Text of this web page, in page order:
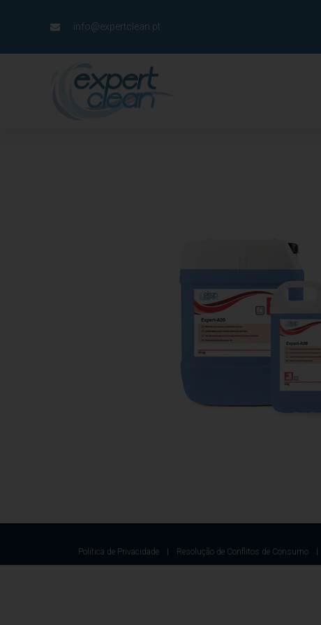
info@expertclean.pt
Política de Privacidade Resolução de Conflitos de Consumo